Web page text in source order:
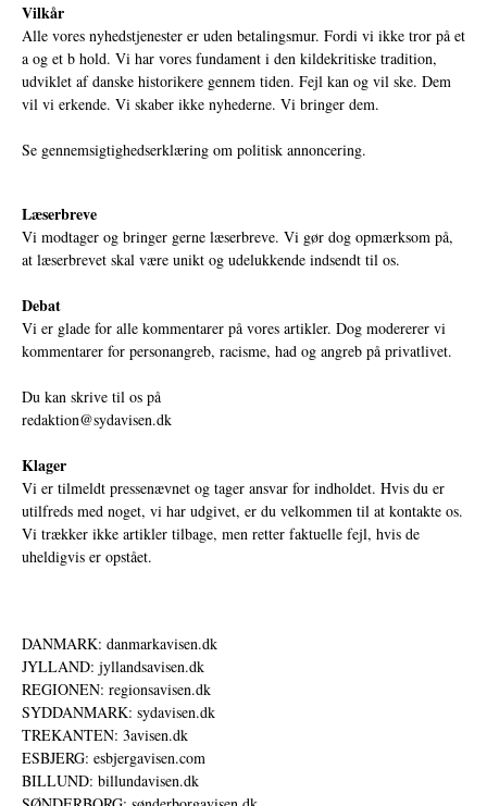
Vilkår
Alle vores nyhedstjenester er uden betalingsmur. Fordi vi ikke tror på et
a og et b hold. Vi har vores fundament i den kildekritiske tradition,
udviklet af danske historikere gennem tiden. Fejl kan og vil ske. Dem
vil vi erkende. Vi skaber ikke nyhederne. Vi bringer dem.
Se gennemsigtighedserklæring om politisk annoncering.
Læserbreve
Vi modtager og bringer gerne læserbreve. Vi gør dog opmærksom på,
at læserbrevet skal være unikt og udelukkende indsendt til os.
Debat
Vi er glade for alle kommentarer på vores artikler. Dog modererer vi
kommentarer for personangreb, racisme, had og angreb på privatlivet.
Du kan skrive til os på
redaktion@sydavisen.dk
Klager
Vi er tilmeldt pressenævnet og tager ansvar for indholdet. Hvis du er
utilfreds med noget, vi har udgivet, er du velkommen til at kontakte os.
Vi trækker ikke artikler tilbage, men retter faktuelle fejl, hvis de
uheldigvis er opstået.
DANMARK: danmarkavisen.dk
JYLLAND: jyllandsavisen.dk
REGIONEN: regionsavisen.dk
SYDDANMARK: sydavisen.dk
TREKANTEN: 3avisen.dk
ESBJERG: esbjergavisen.com
BILLUND: billundavisen.dk